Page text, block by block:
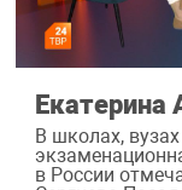
В школах,
в России